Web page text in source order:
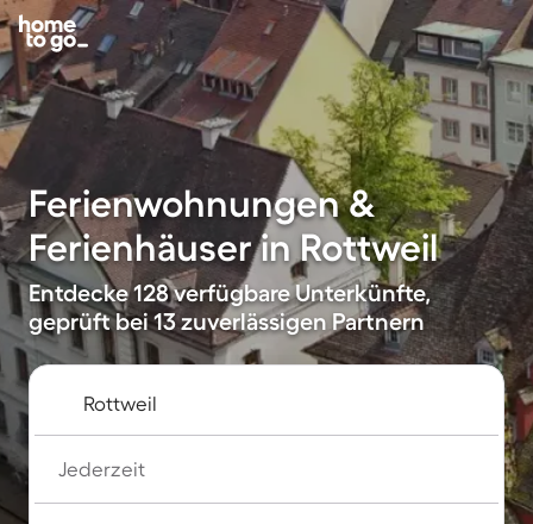
Ferienwohnungen &
Ferienhäuser in Rottweil
Entdecke 128 verfügbare Unterkünfte,
geprüft bei 13 zuverlässigen Partnern
Jederzeit